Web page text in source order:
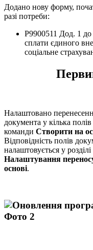
Додано нову форму,
разі потреби:
P9900511 Дод. 1 до
сплати єдиного
соціальне
Налаштовано
документа у кілька
команди Створити на
Відповідність полів
налаштовується у розділі
Налаштування
основі.